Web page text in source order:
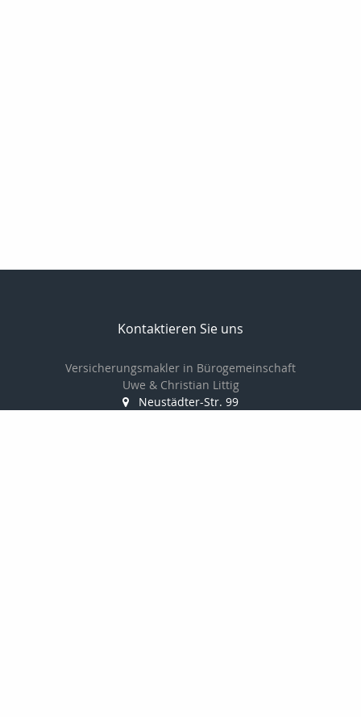
Kontaktieren Sie uns
Versicherungsmakler in Bürogemeinschaft
Uwe & Christian Littig
Neustädter-Str. 99